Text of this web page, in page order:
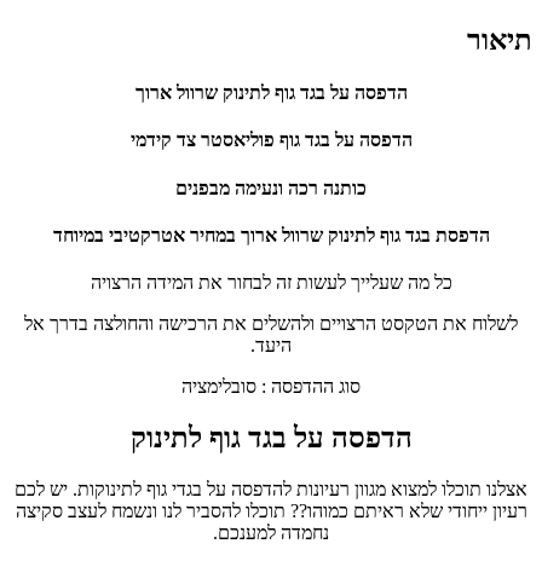
תיאור
הדפסה על בגד גוף לתינוק שרוול ארוך
הדפסה על בגד גוף פוליאסטר צד קידמי
כותנה רכה ונעימה מבפנים
הדפסת בגד גוף לתינוק שרוול ארוך במחיר אטרקטיבי במיוחד
כל מה שעלייך לעשות זה לבחור את המידה הרצויה
לשלוח את הטקסט הרצויים ולהשלים את הרכישה והחולצה בדרך אל
היעד.
סוג ההדפסה : סובלימציה
הדפסה על בגד גוף לתינוק
אצלנו תוכלו למצוא מגוון רעיונות להדפסה על בגדי גוף לתינוקות. יש לכם
רעיון ייחודי שלא ראיתם כמוהו?? תוכלו להסביר לנו ונשמח לעצב סקיצה
נחמדה למענכם.